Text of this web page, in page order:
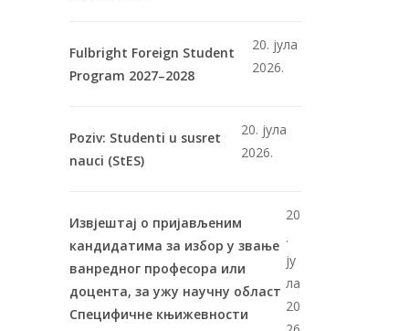
Fulbright Foreign Student
Program 2027–2028
20. јула
2026.
Poziv: Studenti u susret
nauci (StES)
20. јула
2026.
Извјештај о пријављеним
кандидатима за избор у звање
ванредног професора или
доцента, за ужу научну област
Специфичне књижевности
20
.
ју
ла
20